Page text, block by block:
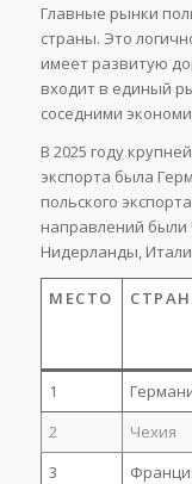
Главные рынки
страны. Это
имеет развитую
входит в единый
соседними
В 2025 году
экспорта была
польского
направлений были
Нидерланды,
МЕСТО
1
2
Чехия
3